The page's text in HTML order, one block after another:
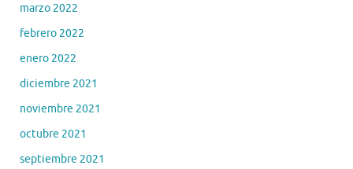
marzo 2022
febrero 2022
enero 2022
diciembre 2021
noviembre 2021
octubre 2021
septiembre 2021